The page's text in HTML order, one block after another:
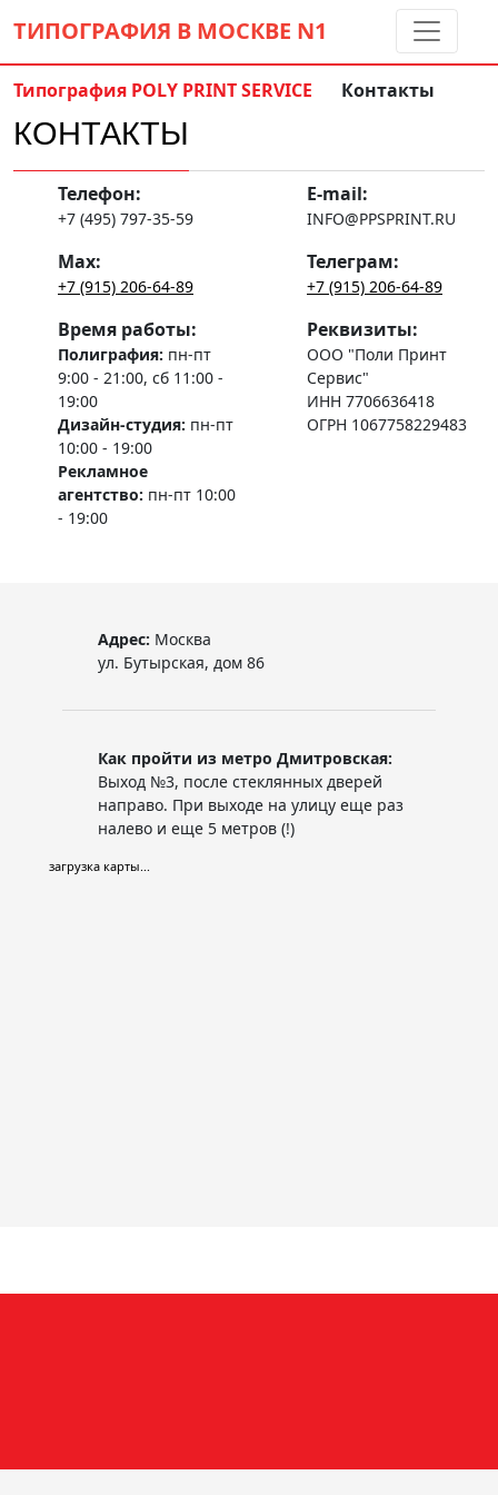
ТИПОГРАФИЯ В МОСКВЕ N1
Контакты: (5 метров от м. Дмитровская)
info@ppsprint.ru 8 495 797-35-59
Типография POLY PRINT SERVICE Контакты
КОНТАКТЫ
Телефон:
+7 (495) 797-35-59
Max:
+7 (915) 206-64-89
E-mail:
INFO@PPSPRINT.RU
Телеграм:
+7 (915) 206-64-89
Время работы:
Полиграфия: пн-пт
9:00 - 21:00, сб 11:00 -
19:00
Дизайн-студия: пн-пт
10:00 - 19:00
Рекламное
агентство: пн-пт 10:00
- 19:00
Реквизиты:
ООО "Поли Принт
Сервис"
ИНН 7706636418
ОГРН 1067758229483
Адрес: Москва
ул. Бутырская, дом 86
Как пройти из метро Дмитровская:
Выход №3, после стеклянных дверей
направо. При выходе на улицу еще раз
налево и еще 5 метров (!)
загрузка карты...